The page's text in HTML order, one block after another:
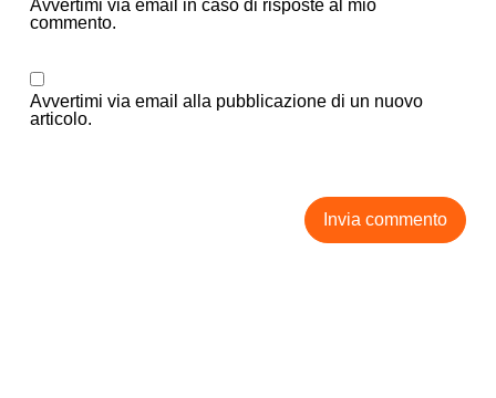
Avvertimi via email in caso di risposte al mio
commento.
Avvertimi via email alla pubblicazione di un nuovo
articolo.